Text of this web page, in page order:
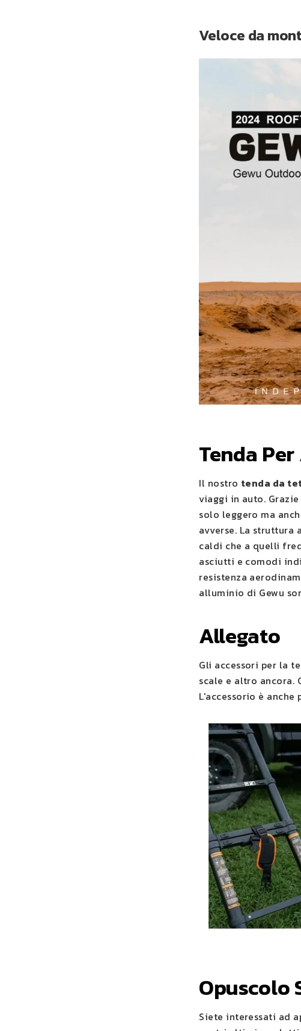
Veloce da
Tenda
Il nostro tenda da
viaggi in auto.
solo leggero ma
avverse. La
caldi che a quelli
asciutti e comodi
resistenza
alluminio di Gewu
Allegato
Gli accessori per la
scale e altro
L'accessorio è
Opuscolo
Siete interessati ad